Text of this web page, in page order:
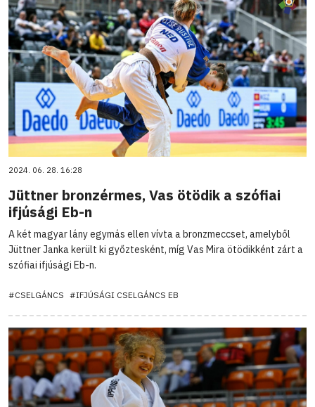
2024. 06. 28. 16:28
Jüttner bronzérmes, Vas ötödik a szófiai
ifjúsági Eb-n
A két magyar lány egymás ellen vívta a bronzmeccset, amelyből
Jüttner Janka került ki győztesként, míg Vas Mira ötödikként zárt a
szófiai ifjúsági Eb-n.
#CSELGÁNCS #IFJÚSÁGI CSELGÁNCS EB